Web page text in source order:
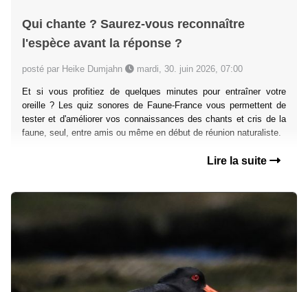
Qui chante ? Saurez-vous reconnaître
l'espèce avant la réponse ?
posté par Heike Dumjahn mardi, 30. juin 2026, 07:00
Et si vous profitiez de quelques minutes pour entraîner votre
oreille ? Les quiz sonores de Faune-France vous permettent de
tester et d'améliorer vos connaissances des chants et cris de la
faune, seul, entre amis ou même en début de réunion naturaliste.
Lire la suite